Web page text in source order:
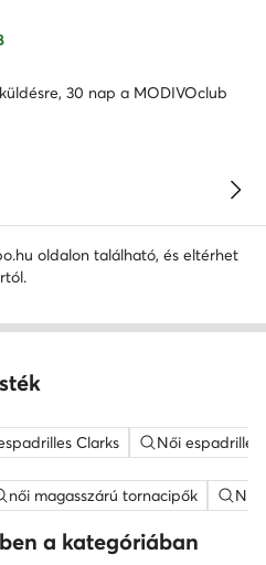
30 nap a MODIVOclub
oldalon található, és eltérhet
Clarks Női espadrilles
női magasszárú tornacipők
a kategóriában